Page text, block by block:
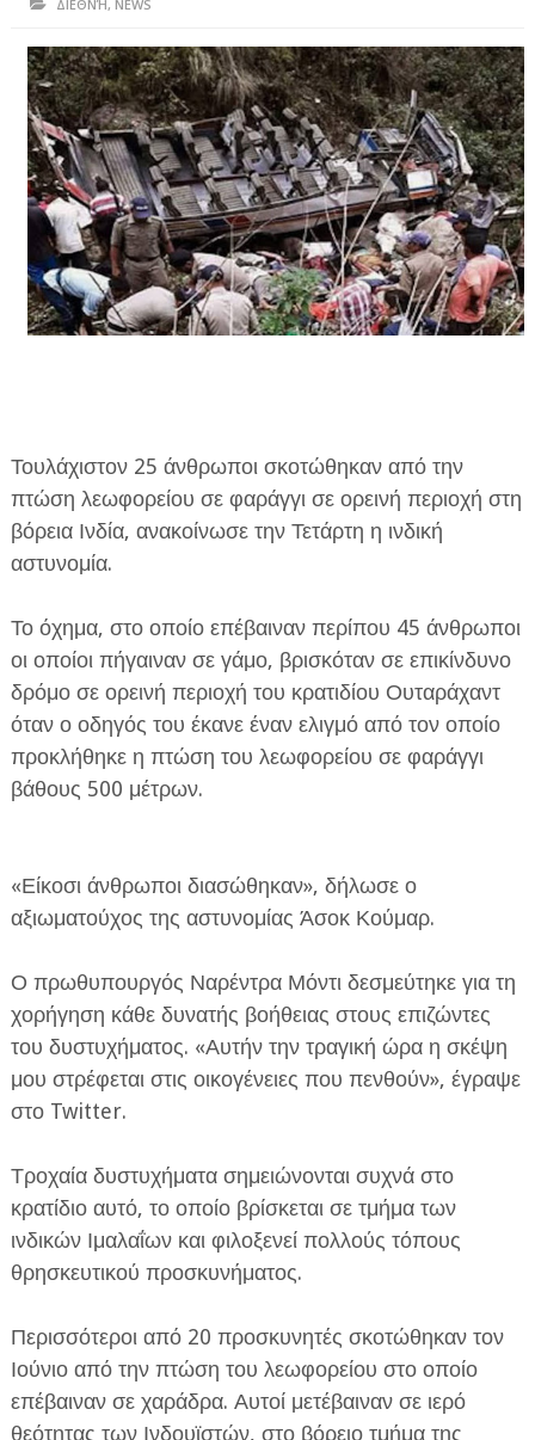
ΗΠΕΙΡΟΣ
ΠΡΕΒΕΖΑ
ΑΡΤΑ
ΙΩΑΝΝΙΝΑ
ΘΕΣΠΡΩΤΙΑ
ΙΟΝΙΑ ΝΗΣΙΑ
ΚΑΙ ΕΛΛΑΔΑ
ΤΕΧΝΟΛΟΓΙΑ
ΔΙΕΘΝΗ
ΕΦΗΜΕΡΙΔΑ Η ΠΑΡΓΑ
ΠΛΗΡΟΦΟΡΙΕΣ
ΔΙΕΘΝΉ, NEWS
Τουλάχιστον 25 άνθρωποι σκοτώθηκαν από την
πτώση λεωφορείου σε φαράγγι σε ορεινή περιοχή στη
βόρεια Ινδία, ανακοίνωσε την Τετάρτη η ινδική
αστυνομία.
Το όχημα, στο οποίο επέβαιναν περίπου 45 άνθρωποι
οι οποίοι πήγαιναν σε γάμο, βρισκόταν σε επικίνδυνο
δρόμο σε ορεινή περιοχή του κρατιδίου Ουταράχαντ
όταν ο οδηγός του έκανε έναν ελιγμό από τον οποίο
προκλήθηκε η πτώση του λεωφορείου σε φαράγγι
βάθους 500 μέτρων.
«Είκοσι άνθρωποι διασώθηκαν», δήλωσε ο
αξιωματούχος της αστυνομίας Άσοκ Κούμαρ.
Ο πρωθυπουργός Ναρέντρα Μόντι δεσμεύτηκε για τη
χορήγηση κάθε δυνατής βοήθειας στους επιζώντες
του δυστυχήματος. «Αυτήν την τραγική ώρα η σκέψη
μου στρέφεται στις οικογένειες που πενθούν», έγραψε
στο Twitter.
Τροχαία δυστυχήματα σημειώνονται συχνά στο
κρατίδιο αυτό, το οποίο βρίσκεται σε τμήμα των
ινδικών Ιμαλαΐων και φιλοξενεί πολλούς τόπους
θρησκευτικού προσκυνήματος.
Περισσότεροι από 20 προσκυνητές σκοτώθηκαν τον
Ιούνιο από την πτώση του λεωφορείου στο οποίο
επέβαιναν σε χαράδρα. Αυτοί μετέβαιναν σε ιερό
θεότητας των Ινδουϊστών, στο βόρειο τμήμα της